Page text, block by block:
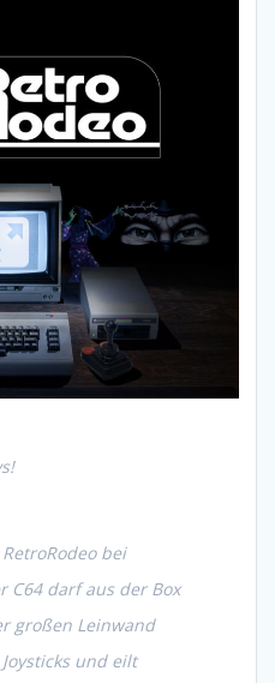
bei
C64 darf aus der Box
großen Leinwand
und eilt